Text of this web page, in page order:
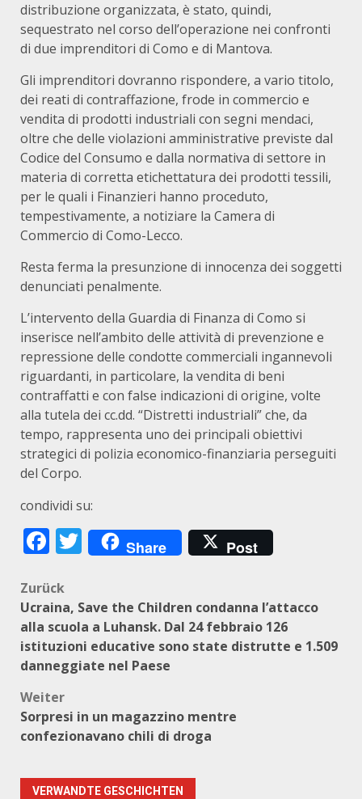
distribuzione organizzata, è stato, quindi,
sequestrato nel corso dell’operazione nei confronti
di due imprenditori di Como e di Mantova.
Gli imprenditori dovranno rispondere, a vario titolo,
dei reati di contraffazione, frode in commercio e
vendita di prodotti industriali con segni mendaci,
oltre che delle violazioni amministrative previste dal
Codice del Consumo e dalla normativa di settore in
materia di corretta etichettatura dei prodotti tessili,
per le quali i Finanzieri hanno proceduto,
tempestivamente, a notiziare la Camera di
Commercio di Como-Lecco.
Resta ferma la presunzione di innocenza dei soggetti
denunciati penalmente.
L’intervento della Guardia di Finanza di Como si
inserisce nell’ambito delle attività di prevenzione e
repressione delle condotte commerciali ingannevoli
riguardanti, in particolare, la vendita di beni
contraffatti e con false indicazioni di origine, volte
alla tutela dei cc.dd. “Distretti industriali” che, da
tempo, rappresenta uno dei principali obiettivi
strategici di polizia economico-finanziaria perseguiti
del Corpo.
condividi su:
Facebook
Twitter
Share Post
Beitragsnavigation
Zurück
Ucraina, Save the Children condanna l’attacco
alla scuola a Luhansk. Dal 24 febbraio 126
istituzioni educative sono state distrutte e 1.509
danneggiate nel Paese
Weiter
Sorpresi in un magazzino mentre
confezionavano chili di droga
VERWANDTE GESCHICHTEN